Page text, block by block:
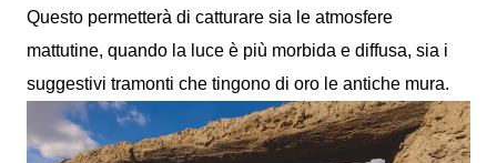
Questo permetterà di catturare sia le atmosfere
mattutine, quando la luce è più morbida e diffusa, sia i
suggestivi tramonti che tingono di oro le antiche mura.